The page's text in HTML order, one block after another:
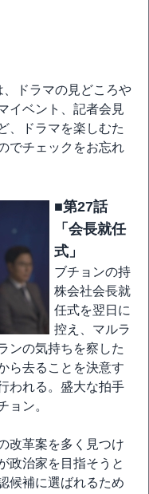
、ドラマの見どころや
イベント、記者会見
、ドラマを楽しむた
でチェックをお忘れ
■第27話
「会長就任
式」
ブチョンの持
株会社会長就
任式を翌日に
控え、マルラ
ンの気持ちを察した
ら去ることを決意す
われる。盛大な拍手
ョン。
改革案を多く見つけ
政治家を目指そうと
候補に選ばれるため